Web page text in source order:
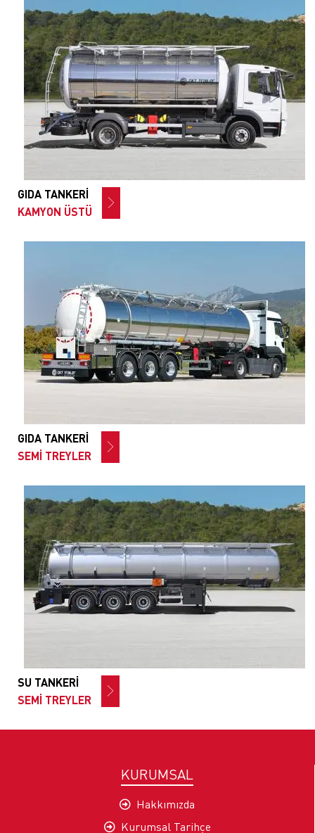
GIDA TANKERİ
KAMYON ÜSTÜ
GIDA TANKERİ
SEMİ TREYLER
SU TANKERİ
SEMİ TREYLER
KURUMSAL
Hakkımızda
Kurumsal Tarihçe